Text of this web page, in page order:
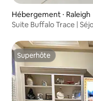
Hébergement ⋅ Raleigh
Suite Buffalo Trace |
Superhôte
Superhôte